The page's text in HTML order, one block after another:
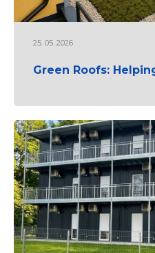
25. 05. 2026
Green Roofs: